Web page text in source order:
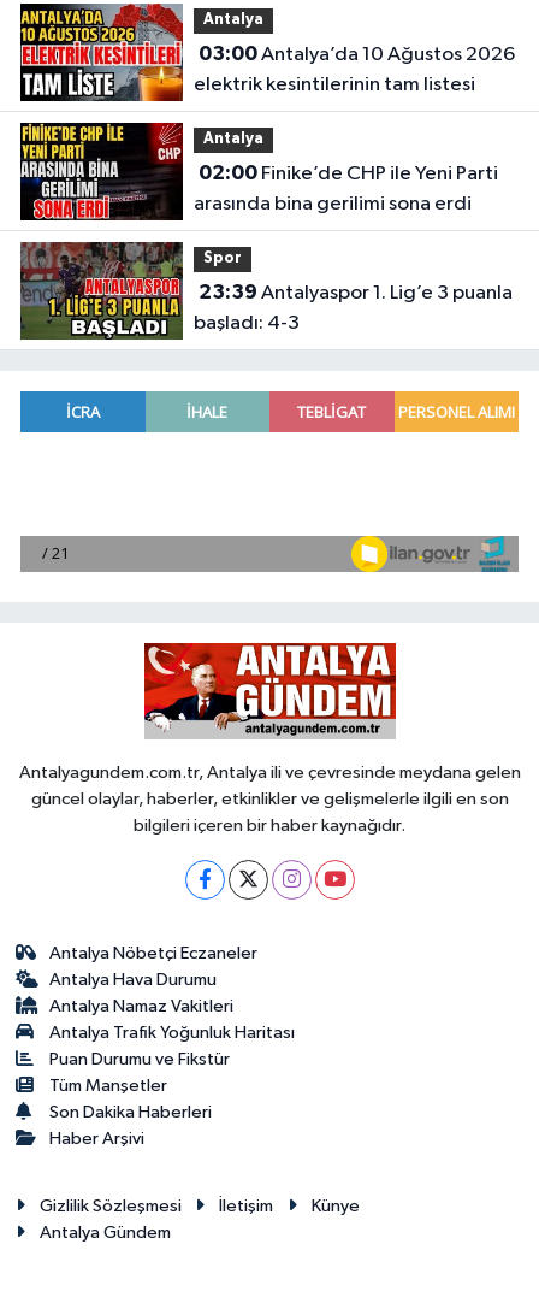
Antalya
03:00Antalya’da 10 Ağustos 2026
elektrik kesintilerinin tam listesi
Antalya
02:00Finike’de CHP ile Yeni Parti
arasında bina gerilimi sona erdi
Spor
23:39
başladı: 4-3
Antalyagundem.com.tr, Antalya ili ve çevresinde meydana gelen
güncel olaylar, haberler, etkinlikler ve gelişmelerle ilgili en son
bilgileri içeren bir haber kaynağıdır.
Antalya Nöbetçi Eczaneler
Antalya Hava Durumu
Antalya Namaz Vakitleri
Antalya Trafik Yoğunluk Haritası
Puan Durumu ve Fikstür
Tüm Manşetler
Son Dakika Haberleri
Haber Arşivi
Gizlilik Sözleşmesi İletişim
Künye
Antalya Gündem